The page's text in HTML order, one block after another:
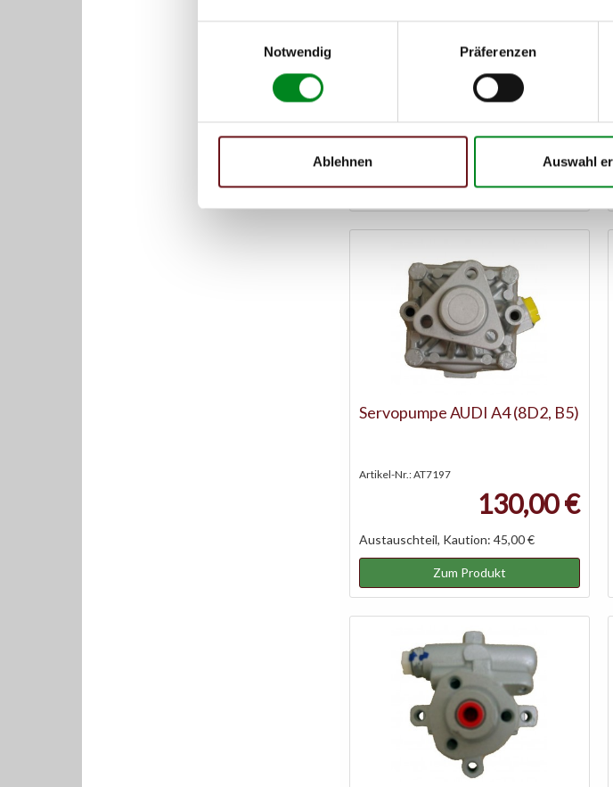
Notwendig
Präferenzen
Ablehnen Auswahl
Servopumpe FORD FIESTA V
133,00 €
Zum Produkt
Servopumpe AUDI A4 (8D2, B5)
Artikel-Nr.: AT7197
130,00 €
Austauschteil, Kaution: 45,00 €
Zum Produkt